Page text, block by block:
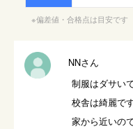
※偏差値・合格点は目安です
NNさん
制服はダサい
校舎は綺麗で
家から近いの